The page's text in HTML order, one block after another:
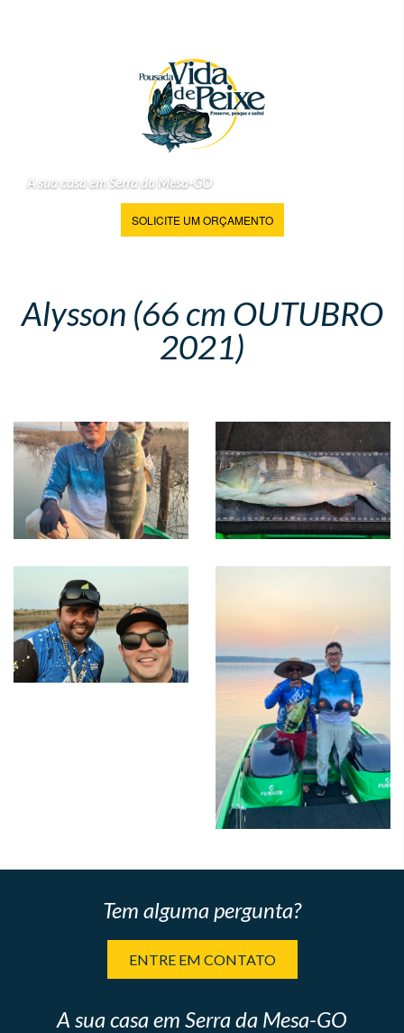
A sua casa em Serra da Mesa-GO
SOLICITE UM ORÇAMENTO
Alysson (66 cm OUTUBRO
2021)
Tem alguma pergunta?
ENTRE EM CONTATO
A sua casa em Serra da Mesa-GO